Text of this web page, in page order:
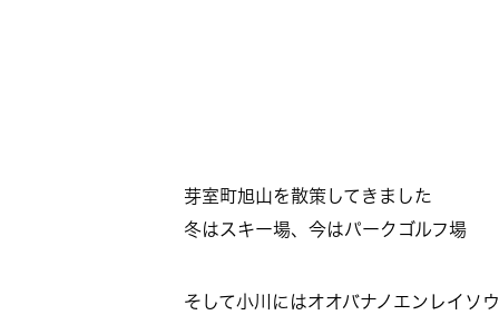
芽室町旭山を散策してきました
冬はスキー場、今はパークゴルフ場
そして小川にはオオバナノエンレイソ